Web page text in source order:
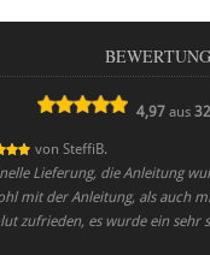
4,97 aus
von SteffiB.
Lieferung, die Anleitung
mit der Anleitung, als auch
zufrieden, es wurde ein sehr